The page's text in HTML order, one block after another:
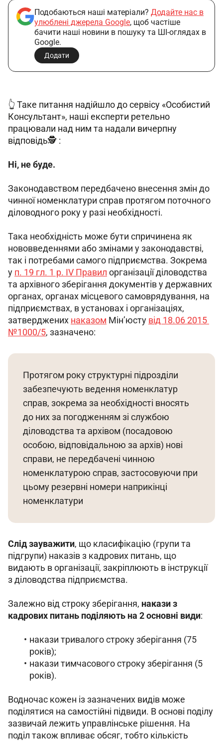
Подобаються наші матеріали? Додайте нас в
улюблені джерела Google, щоб частіше
бачити наші новини в пошуку та ШІ-оглядах в
Google.
Додати
👆 Таке питання надійшло до сервісу «Особистий
Консультант», наші експерти ретельно
працювали над ним та надали вичерпну
відповідь🕵️ :
Ні, не буде.
Законодавством передбачено внесення змін до
чинної номенклатури справ протягом поточного
діловодного року у разі необхідності.
Така необхідність може бути спричинена як
нововведеннями або змінами у законодавстві,
так і потребами самого підприємства. Зокрема
у п. 19 гл. 1 р. IV Правил організації діловодства
та архівного зберігання документів у державних
органах, органах місцевого самоврядування, на
підприємствах, в установах і організаціях,
затверджених наказом Мін’юсту від 18.06 2015
№1000/5, зазначено:
Протягом року структурні підрозділи
забезпечують ведення номенклатур
справ, зокрема за необхідності вносять
до них за погодженням зі службою
діловодства та архівом (посадовою
особою, відповідальною за архів) нові
справи, не передбачені чинною
номенклатурою справ, застосовуючи при
цьому резервні номери наприкінці
номенклатури
Слід зауважити, що класифікацію (групи та
підгрупи) наказів з кадрових питань, що
видають в організації, закріплюють в інструкції
з діловодства підприємства.
Залежно від строку зберігання, накази з
кадрових питань поділяють на 2 основні види:
накази тривалого строку зберігання (75
років);
накази тимчасового строку зберігання (5
років).
Водночас кожен із зазначених видів може
поділятися на самостійні підвиди. В основі поділу
зазвичай лежить управлінське рішення. На
поділ також впливає обсяг, тобто кількість